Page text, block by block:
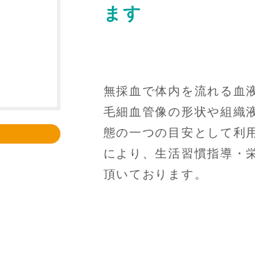
ます
無採血で体内を流れる血
毛細血管像の形状や組織
態の一つの目安として利
により、生活習慣指導・
頂いております。